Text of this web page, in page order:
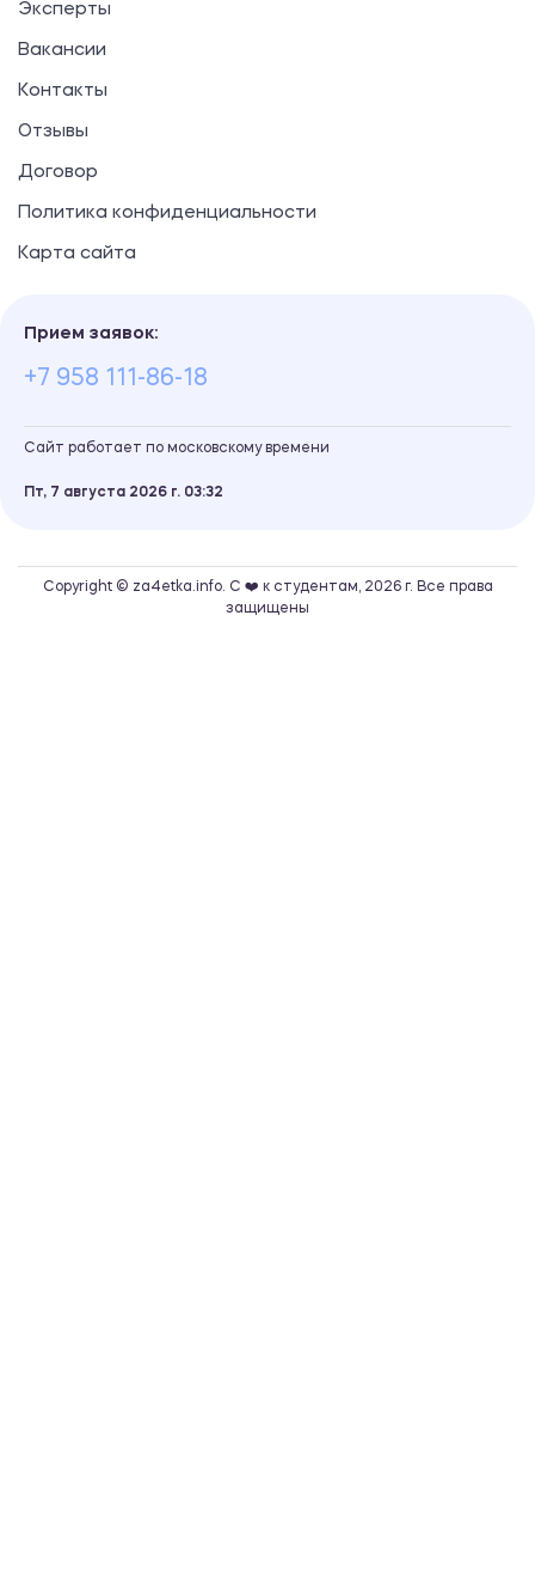
Эксперты
Вакансии
Контакты
Отзывы
Договор
Политика конфиденциальности
Карта сайта
Прием заявок:
+7 958 111-86-18
Сайт работает по московскому времени
Пт, 7 августа 2026 г. 03 32
Copyright © za4etka.info. С ❤️ к студентам, 2026 г. Все права
защищены